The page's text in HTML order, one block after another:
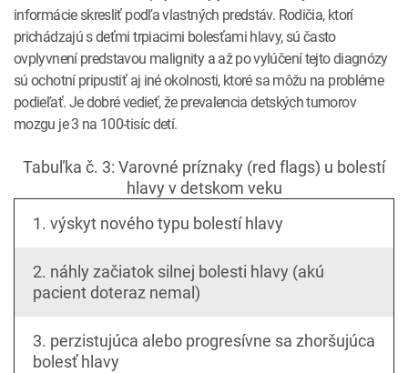
informácie skresliť podľa vlastných predstáv. Rodičia, ktorí
prichádzajú s deťmi trpiacimi bolesťami hlavy, sú často
ovplyvnení predstavou malignity a až po vylúčení tejto diagnózy
sú ochotní pripustiť aj iné okolnosti, ktoré sa môžu na probléme
podieľať. Je dobré vedieť, že prevalencia detských tumorov
mozgu je 3 na 100-tisíc detí.
Tabuľka č. 3: Varovné príznaky (red flags) u bolestí
hlavy v detskom veku
1. výskyt nového typu bolestí hlavy
2. náhly začiatok silnej bolesti hlavy (akú
pacient doteraz nemal)
3. perzistujúca alebo progresívne sa zhoršujúca
bolesť hlavy